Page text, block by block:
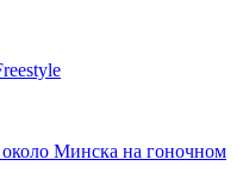
Минска на гоночном